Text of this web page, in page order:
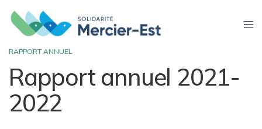
RAPPORT ANNUEL
Rapport annuel 2021-
2022